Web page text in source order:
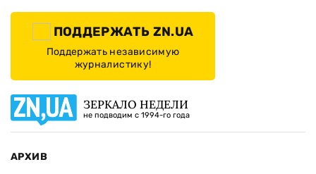
ПОДДЕРЖАТЬ ZN.UA
Поддержать независимую
журналистику!
ЗЕРКАЛО НЕДЕЛИ
не подводим с 1994-го года
АРХИВ